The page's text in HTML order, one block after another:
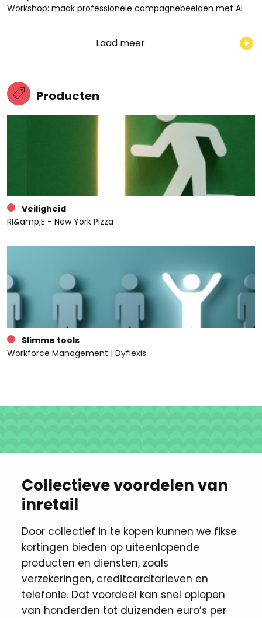
Workshop: maak professionele campagnebeelden met AI
Laad meer
Producten
Veiligheid
RI&amp;E - New York Pizza
Slimme tools
Workforce Management | Dyflexis
Collectieve voordelen van
inretail
Door collectief in te kopen kunnen we fikse
kortingen ​bieden op uiteenlopende
producten en diensten, zoals
verzekeringen, creditcardtarieven en
telefonie. Dat voordeel kan snel oplopen
van honderden tot duizenden euro’s per